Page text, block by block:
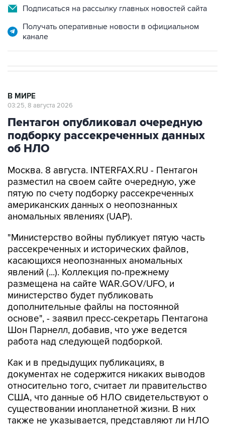
Получать оперативные новости в официальном
Пентагон опубликовал очередную
подборку рассекреченных данных
об НЛО
Москва. 8 августа. INTERFAX.RU - Пентагон
пятую по счету подборку рассекреченных
американских данных о неопознанных
аномальных явлениях (UAP).
"Министерство войны публикует пятую часть
касающихся неопознанных аномальных
явлений (...). Коллекция по-прежнему
размещена на сайте WAR.GOV/UFO, и
министерство будет публиковать
дополнительные файлы на постоянной
основе", - заявил пресс-секретарь Пентагона
Шон Парнелл, добавив, что уже ведется
работа над следующей подборкой.
Как и в предыдущих публикациях, в
относительно того, считает ли правительство
США, что данные об НЛО свидетельствуют о
существовании инопланетной жизни. В них
также не указывается, представляют ли НЛО
угрозу национальной безопасности США.